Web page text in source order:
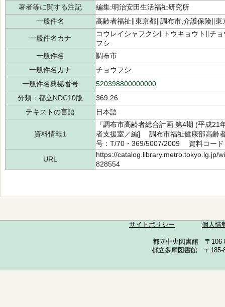
著者等に関する注記
編集:明治安田生活福祉研究所
一般件名
高齢者福祉∥東京都∥調布市,介護保険∥東
一般件名カナ
コウレイシャフクシ∥トウキョウト∥チ
フシ
一般件名
調布市
一般件名カナ
チョウフシ
一般件名典拠番号
520398800000000
分類：都立NDC10版
369.26
テキストの言語
日本語
資料情報1
『調布市高齢者総合計画 第4期 (平成
者支援室／編] 調布市福祉健康部高
号：T/70・369/5007/2009 資料コード
URL
https://catalog.library.metro.tokyo.lg.jp/
828554
サイトポリシー 個人情
都立中央図書館 〒
都立多摩図書館 〒185-